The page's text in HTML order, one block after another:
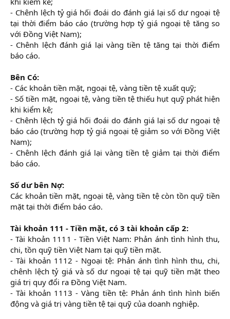
- Chênh lệch tỷ giá hối đoái do đánh giá lại số dư ngoại tệ
tại thời điểm báo cáo (trường hợp tỷ giá ngoại tệ tăng so
với Đồng Việt Nam);
- Chênh lệch đánh giá lại vàng tiền tệ tăng tại thời điểm
báo cáo.
Bên Có:
- Các khoản tiền mặt, ngoại tệ, vàng tiền tệ xuất quỹ;
- Số tiền mặt, ngoại tệ, vàng tiền tệ thiếu hụt quỹ phát hiện
khi kiểm kê;
- Chênh lệch tỷ giá hối đoái do đánh giá lại số dư ngoại tệ
báo cáo (trường hợp tỷ giá ngoại tệ giảm so với Đồng Việt
Nam);
- Chênh lệch đánh giá lại vàng tiền tệ giảm tại thời điểm
báo cáo.
Số dư bên Nợ:
Các khoản tiền mặt, ngoại tệ, vàng tiền tệ còn tồn quỹ tiền
mặt tại thời điểm báo cáo.
Tài khoản 111 - Tiền mặt, có 3 tài khoản cấp 2:
- Tài khoản 1111 - Tiền Việt Nam: Phản ánh tình hình thu,
chi, tồn quỹ tiền Việt Nam tại quỹ tiền mặt.
- Tài khoản 1112 - Ngoại tệ: Phản ánh tình hình thu, chi,
chênh lệch tỷ giá và số dư ngoại tệ tại quỹ tiền mặt theo
giá trị quy đổi ra Đồng Việt Nam.
- Tài khoản 1113 - Vàng tiền tệ: Phản ánh tình hình biến
động và giá trị vàng tiền tệ tại quỹ của doanh nghiệp.